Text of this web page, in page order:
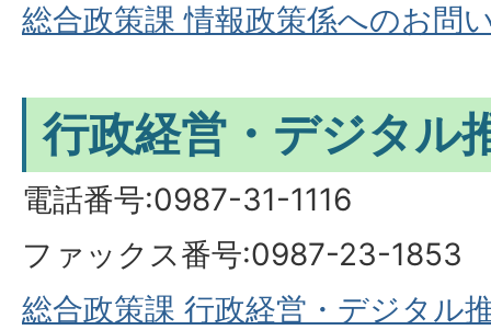
総合政策課 情報政策係へのお問
行政経営・デジタル
電話番号:0987-31-1116
ファックス番号:0987-23-1853
総合政策課 行政経営・デジタル